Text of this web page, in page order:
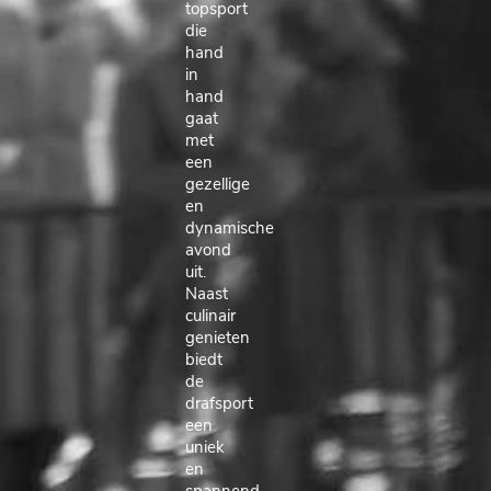
topsport
die
hand
in
hand
gaat
met
een
gezellige
en
dynamische
avond
uit.
Naast
culinair
genieten
biedt
de
drafsport
een
uniek
en